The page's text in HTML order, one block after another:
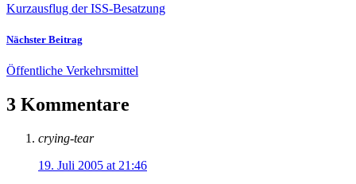
Kurzausflug der ISS-Besatzung
Nächster Beitrag
Öffentliche Verkehrsmittel
3 Kommentare
crying-tear
19. Juli 2005 at 21:46